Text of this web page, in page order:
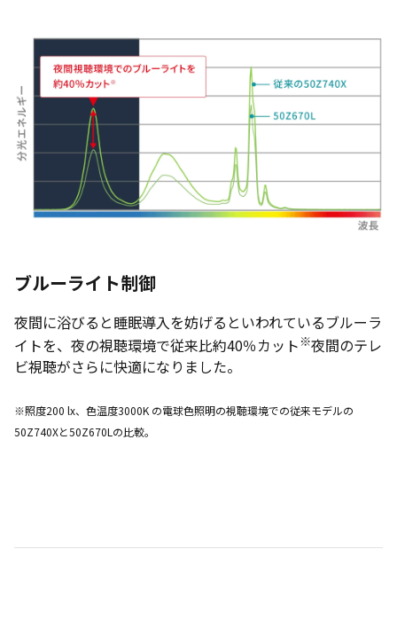
ブルーライト制御
夜間に浴びると睡眠導入を妨げるといわれているブルーラ
イトを、夜の視聴環境で従来比約40％カット ※夜間のテレ
ビ視聴がさらに快適になりました。
※照度200 lx、色温度3000K の電球色照明の視聴環境での従来モデルの
50Z740Xと50Z670Lの比較。